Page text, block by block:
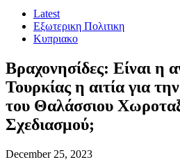
Latest
Εξωτερικη Πολιτικη
Κυπριακο
Βραχονησίδες: Είναι η
Τουρκίας η αιτία για
του Θαλάσσιου
Σχεδιασμού;
December 25, 2023